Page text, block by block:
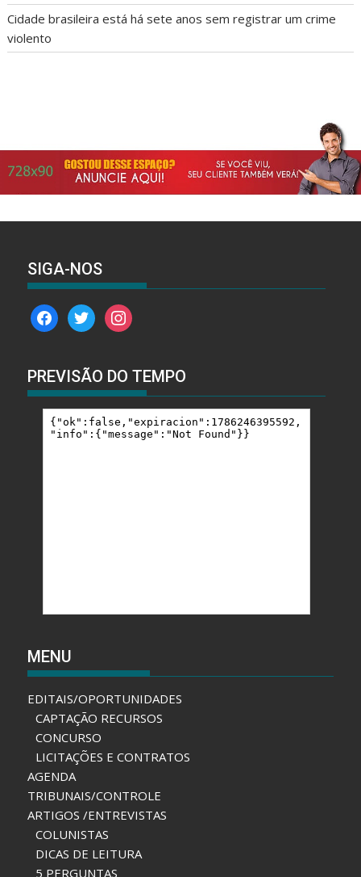
Cidade brasileira está há sete anos sem registrar um crime
violento
SIGA-NOS
facebooktwitterinstagram
PREVISÃO DO TEMPO
MENU
EDITAIS/OPORTUNIDADES
CAPTAÇÃO RECURSOS
CONCURSO
LICITAÇÕES E CONTRATOS
AGENDA
TRIBUNAIS/CONTROLE
ARTIGOS /ENTREVISTAS
COLUNISTAS
DICAS DE LEITURA
5 PERGUNTAS